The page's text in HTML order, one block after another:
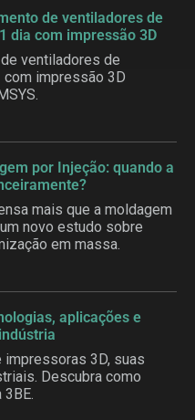
de ventiladores de
dia com impressão 3D
ventiladores de
impressão 3D
por Injeção: quando a
mais que a moldagem
novo estudo sobre
em massa.
aplicações e
3D, suas
Descubra como